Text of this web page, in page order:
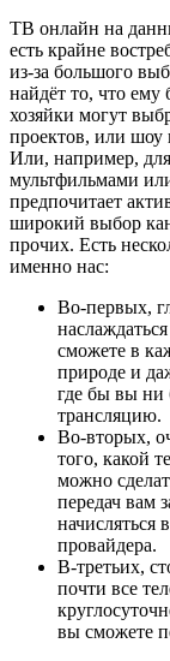
ТВ онлайн на
есть крайне
из-за большого
найдёт то, что
хозяйки могут
проектов, или шоу
Или, например, для
мультфильмами
предпочитает
широкий выбор
прочих. Есть
именно нас:
Во-первых,
сможете в
природе и
где бы вы ни
трансляцию.
Во-вторых,
того, какой
можно
передач вам
начисляться
провайдера.
В-третьих,
почти все
вы сможете